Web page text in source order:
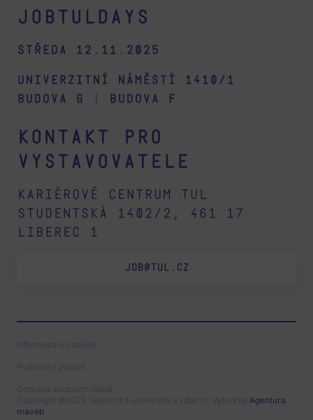
Jobtuldays
Středa 12.11.2025
Univerzitní náměstí 1410/1
budova G
budova F
Kontakt pro
vystavovatele
Kariérové centrum TUL
Studentská 1402/2, 461 17
Liberec 1
JOB@TUL.CZ
Agentura
maveb